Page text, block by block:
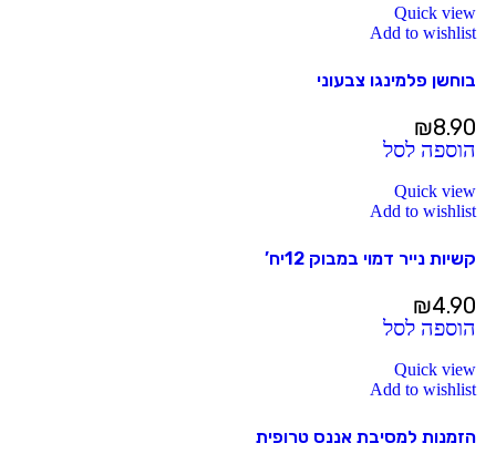
Quick view
Add to wishlist
בוחשן פלמינגו צבעוני
₪8.90
הוספה לסל
Quick view
Add to wishlist
קשיות נייר דמוי במבוק 12יח’
₪4.90
הוספה לסל
Quick view
Add to wishlist
הזמנות למסיבת אננס טרופית